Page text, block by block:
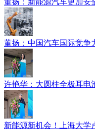
董扬：新能源汽车更加安
董扬：中国汽车国际竞争
许艳华：大圆柱全极耳电
新能源新机会！上海大学